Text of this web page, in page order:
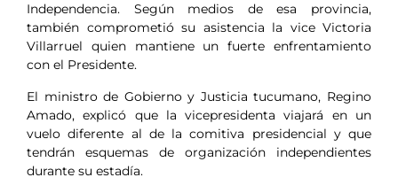
Independencia. Según medios de esa provincia,
también comprometió su asistencia la vice Victoria
Villarruel quien mantiene un fuerte enfrentamiento
con el Presidente.
El ministro de Gobierno y Justicia tucumano, Regino
Amado, explicó que la vicepresidenta viajará en un
vuelo diferente al de la comitiva presidencial y que
tendrán esquemas de organización independientes
durante su estadía.